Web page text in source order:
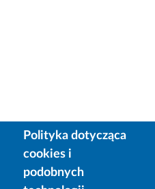
Polityka dotycząca
cookies i
podobnych